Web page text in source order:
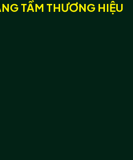
TẦM THƯƠNG HIỆU